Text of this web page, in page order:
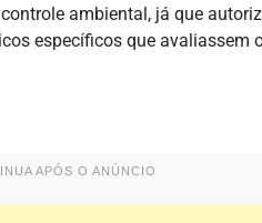
ambiental, já que
específicos que avaliassem
APÓS O ANÚNCIO